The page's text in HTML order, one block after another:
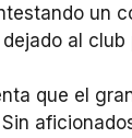
un
al club
que el